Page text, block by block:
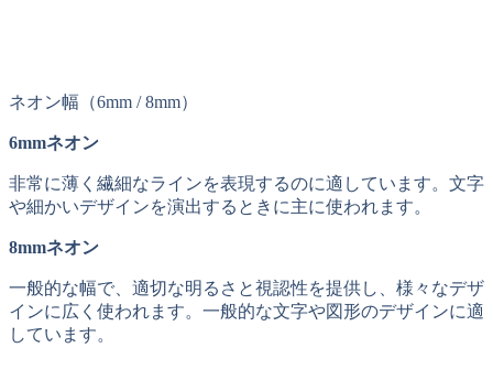
ネオン幅（6mm / 8mm）
6mmネオン
非常に薄く繊細なラインを表現するのに適しています。文字
や細かいデザインを演出するときに主に使われます。
8mmネオン
一般的な幅で、適切な明るさと視認性を提供し、様々なデザ
インに広く使われます。一般的な文字や図形のデザインに適
しています。